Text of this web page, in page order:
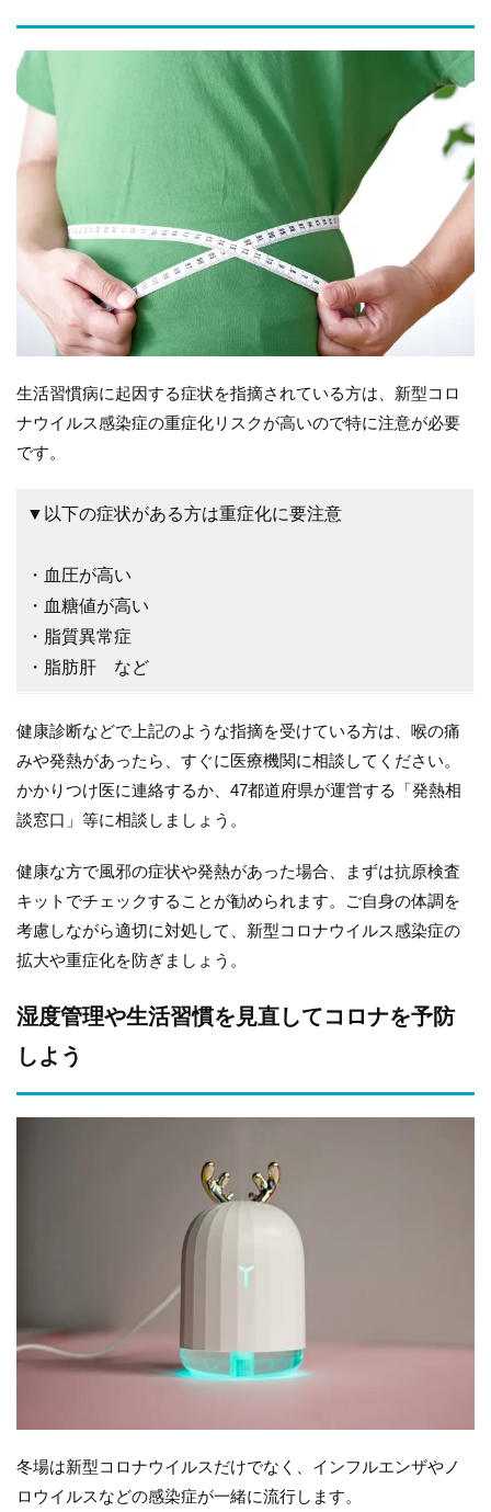
生活習慣病に起因する症状を指摘されている方は、新型コロ
ナウイルス感染症の重症化リスクが高いので特に注意が必要
です。
▼以下の症状がある方は重症化に要注意
・血圧が高い
・血糖値が高い
・脂質異常症
・脂肪肝 など
健康診断などで上記のような指摘を受けている方は、喉の痛
みや発熱があったら、すぐに医療機関に相談してください。
かかりつけ医に連絡するか、47都道府県が運営する「発熱相
談窓口」等に相談しましょう。
健康な方で風邪の症状や発熱があった場合、まずは抗原検査
キットでチェックすることが勧められます。ご自身の体調を
考慮しながら適切に対処して、新型コロナウイルス感染症の
拡大や重症化を防ぎましょう。
湿度管理や生活習慣を見直してコロナを予防
しよう
冬場は新型コロナウイルスだけでなく、インフルエンザやノ
ロウイルスなどの感染症が一緒に流行します。